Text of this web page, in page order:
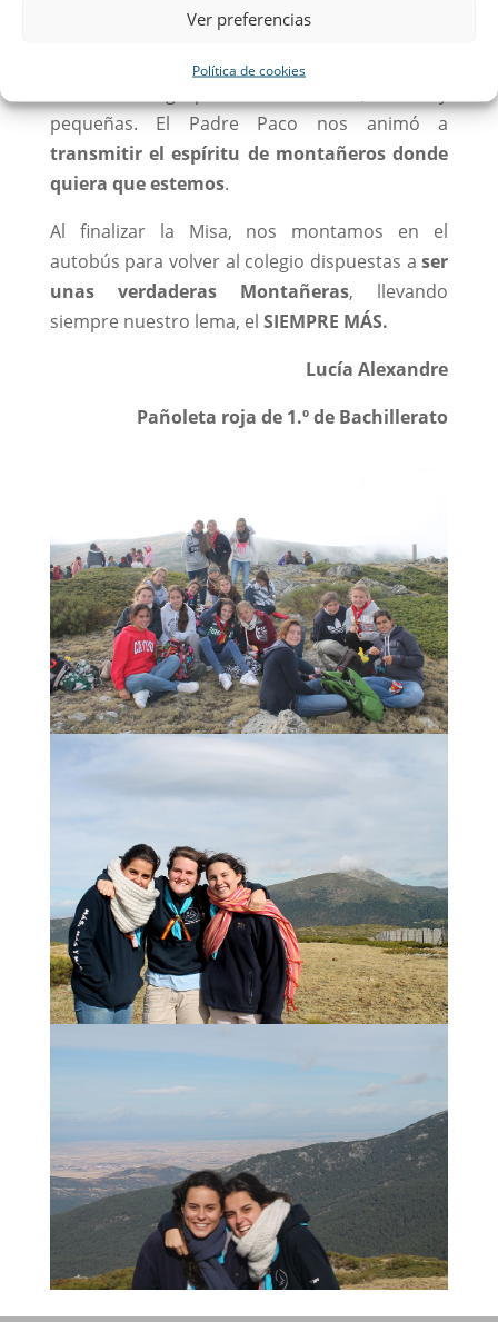
Ver preferencias
Política de cookies
Acto seguido nos subimos al autobús y nos
dirigimos a Cercedilla. Allí, celebramos Misa
pequeñas. El Padre Paco nos animó a
transmitir el espíritu de montañeros donde
quiera que estemos.
Al finalizar la Misa, nos montamos en el
autobús para volver al colegio dispuestas aser
unas verdaderas Montañeras, llevando
siempre nuestro lema, el SIEMPRE MÁS.
Lucía Alexandre
Pañoleta roja de 1.º de Bachillerato